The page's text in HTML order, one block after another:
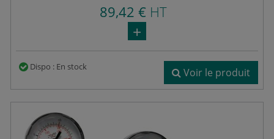
89,42 €HT
Dispo : En stock Voir le produit